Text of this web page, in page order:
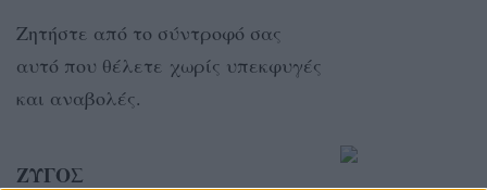
Ζητήστε από το σύντροφό σας
αυτό που θέλετε χωρίς υπεκφυγές
και αναβολές.
ΖΥΓΟΣ